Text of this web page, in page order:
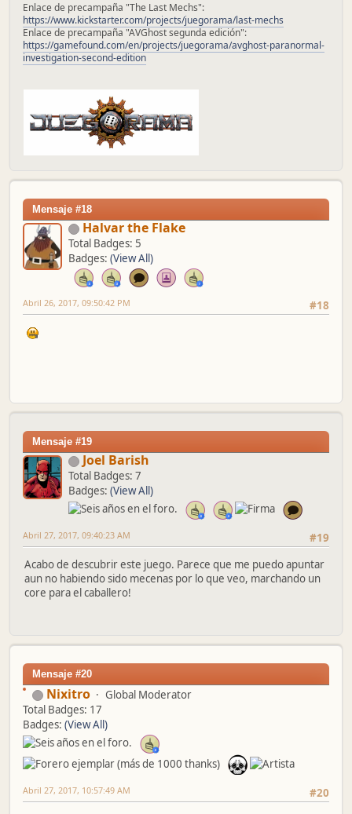
Enlace de precampaña "The Last Mechs":
https://www.kickstarter.com/projects/juegorama/last-mechs
Enlace de precampaña "AVGhost segunda edición":
https://gamefound.com/en/projects/juegorama/avghost-paranormal-
investigation-second-edition
Mensaje #18
Halvar the Flake
Total Badges: 5
Badges: (View All)
#18
Abril 26, 2017, 09:50:42 PM
Mensaje #19
Joel Barish
Total Badges: 7
Badges: (View All)
#19
Abril 27, 2017, 09:40:23 AM
Acabo de descubrir este juego. Parece que me puedo apuntar
aun no habiendo sido mecenas por lo que veo, marchando un
core para el caballero!
Mensaje #20
Nixitro
Global Moderator
Total Badges: 17
Badges: (View All)
#20
Abril 27, 2017, 10:57:49 AM